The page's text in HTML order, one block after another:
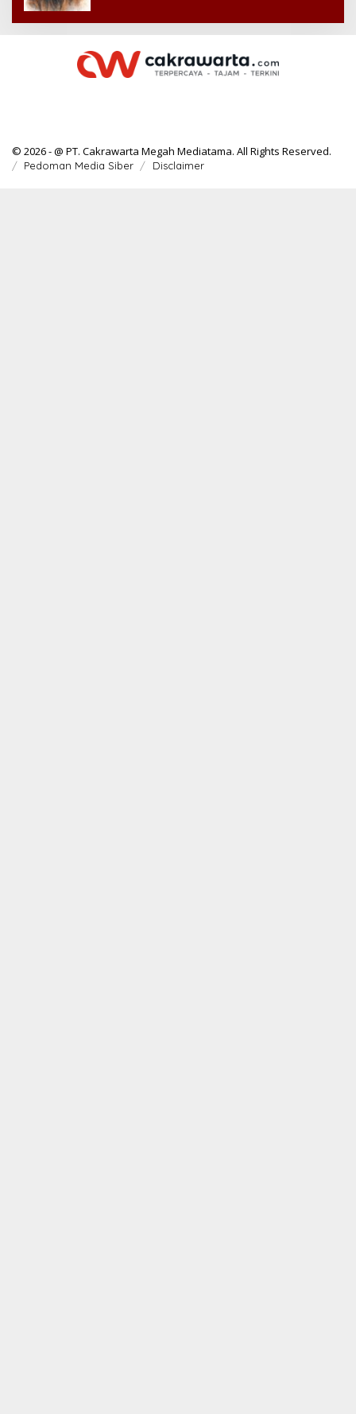
© 2026 - @ PT. Cakrawarta Megah Mediatama. All Rights Reserved.
Pedoman Media Siber Disclaimer